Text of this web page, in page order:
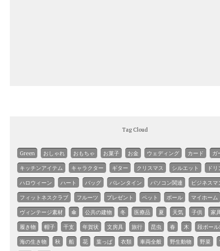
Tag Cloud
Green おしゃれ おもちゃ お菓子 お金 ウェディング カード ガ
キッチンアイテム キャラクター ギター クリスマス シルエット ド
ハロウィーン ハート バッグ バレンタイン パソコン関連 ビジネスマ
フィットネスクラブ フルーツ プレゼント ペット ボール マイホーム
ヴィンテージ素材 傘 公共の建物 冬 医療品 夏 天気 子供 家
履き物 帽子 干支 年賀状 文房具 旅行 昆虫 春 木 段ボー
海の生き物 秋 船 花 葉っぱ 衣類 車両全般 野生動物 野菜